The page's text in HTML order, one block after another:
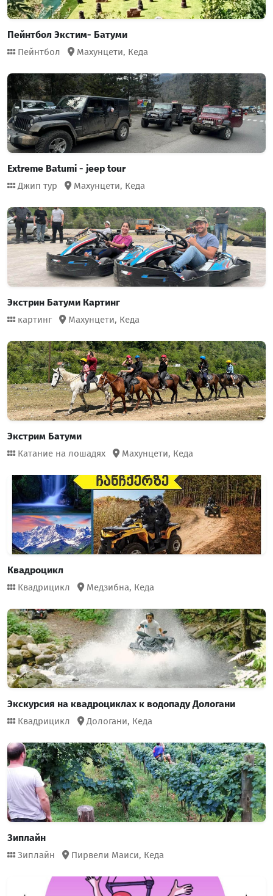
Пейнтбол Экстим- Батуми
Пейнтбол Махунцети, Кеда
Extreme Batumi - jeep tour
Джип тур Махунцети, Кеда
Экстрин Батуми Картинг
картинг Махунцети, Кеда
Экстрим Батуми
Катание на лошадях Махунцети, Кеда
Квадроцикл
Квадрицикл Медзибна, Кеда
Экскурсия на квадроциклах к водопаду Дологани
Квадрицикл Дологани, Кеда
Зиплайн
Зиплайн Пирвели Маиси, Кеда